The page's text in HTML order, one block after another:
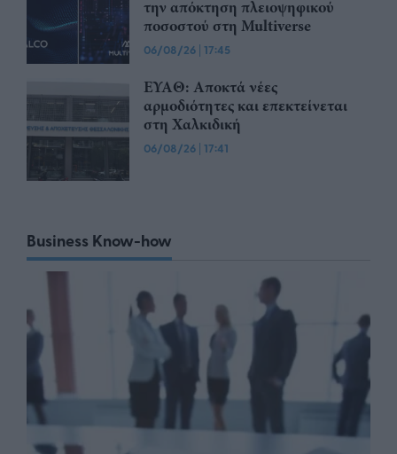
την απόκτηση πλειοψηφικού
ποσοστού στη Multiverse
06/08/26 | 17:45
ΕΥΑΘ: Αποκτά νέες
αρμοδιότητες και επεκτείνεται
στη Χαλκιδική
06/08/26 | 17:41
Business Know-how